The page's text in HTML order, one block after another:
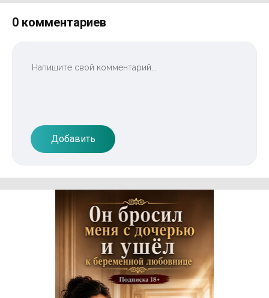
0 комментариев
Добавить